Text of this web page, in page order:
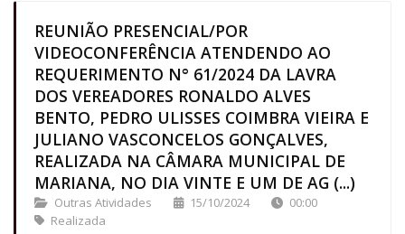
REUNIÃO PRESENCIAL/POR
VIDEOCONFERÊNCIA ATENDENDO AO
REQUERIMENTO N° 61/2024 DA LAVRA
DOS VEREADORES RONALDO ALVES
BENTO, PEDRO ULISSES COIMBRA VIEIRA E
JULIANO VASCONCELOS GONÇALVES,
REALIZADA NA CÂMARA MUNICIPAL DE
MARIANA, NO DIA VINTE E UM DE AG (...)
Outras Atividades 15/10/2024
00:00
Realizada